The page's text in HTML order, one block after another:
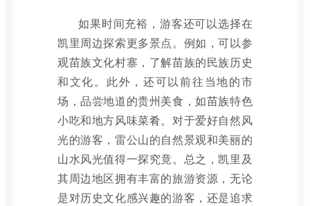
如果时间充裕，游客还可以选择在
凯里周边探索更多景点。例如，可以参
观苗族文化村寨，了解苗族的民族历史
和文化。此外，还可以前往当地的市
场，品尝地道的贵州美食，如苗族特色
小吃和地方风味菜肴。对于爱好自然风
光的游客，雷公山的自然景观和美丽的
山水风光值得一探究竟。总之，凯里及
其周边地区拥有丰富的旅游资源，无论
是对历史文化感兴趣的游客，还是追求